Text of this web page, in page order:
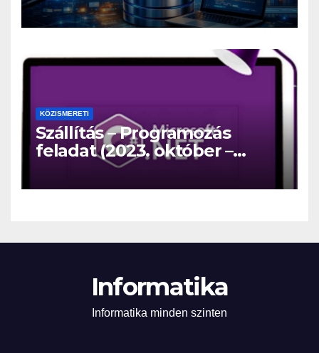
KÖZISMERETI
Szállítás – Programozás
feladat (2023. október –
Informatika
Informatika minden szinten